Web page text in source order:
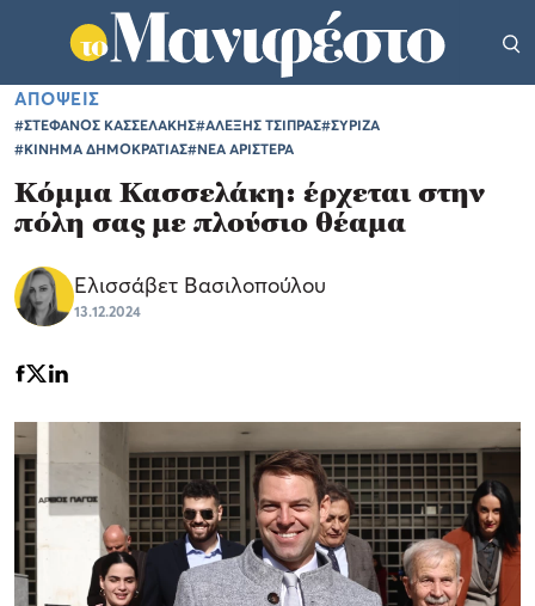
ΑΠΟΨΕΙΣ
#ΣΤΕΦΑΝΟΣ ΚΑΣΣΕΛΑΚΗΣ#ΑΛΕΞΗΣ ΤΣΙΠΡΑΣ#ΣΥΡΙΖΑ
#ΚΙΝΗΜΑ ΔΗΜΟΚΡΑΤΙΑΣ#ΝΕΑ ΑΡΙΣΤΕΡΑ
Κόμμα Κασσελάκη: έρχεται στην
πόλη σας με πλούσιο θέαμα
Ελισσάβετ Βασιλοπούλου
13.12.2024